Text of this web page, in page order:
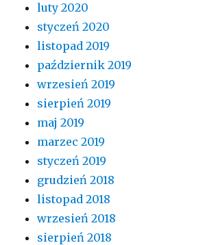
luty 2020
styczeń 2020
listopad 2019
październik 2019
wrzesień 2019
sierpień 2019
maj 2019
marzec 2019
styczeń 2019
grudzień 2018
listopad 2018
wrzesień 2018
sierpień 2018